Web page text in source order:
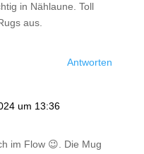
in Nählaune. Toll
aus.
Antworten
um 13:36
im Flow 😉. Die Mug